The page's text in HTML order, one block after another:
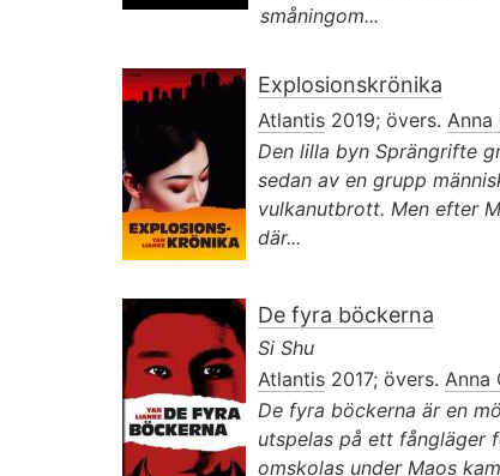
småningom...
Explosionskrönika
Atlantis 2019; övers. Anna
Den lilla byn Sprängrifte
sedan av en grupp
vulkanutbrott. Men efter
där...
De fyra böckerna
Si Shu
Atlantis 2017; övers. Anna
De fyra böckerna är en
utspelas på ett fångläger
omskolas under Maos